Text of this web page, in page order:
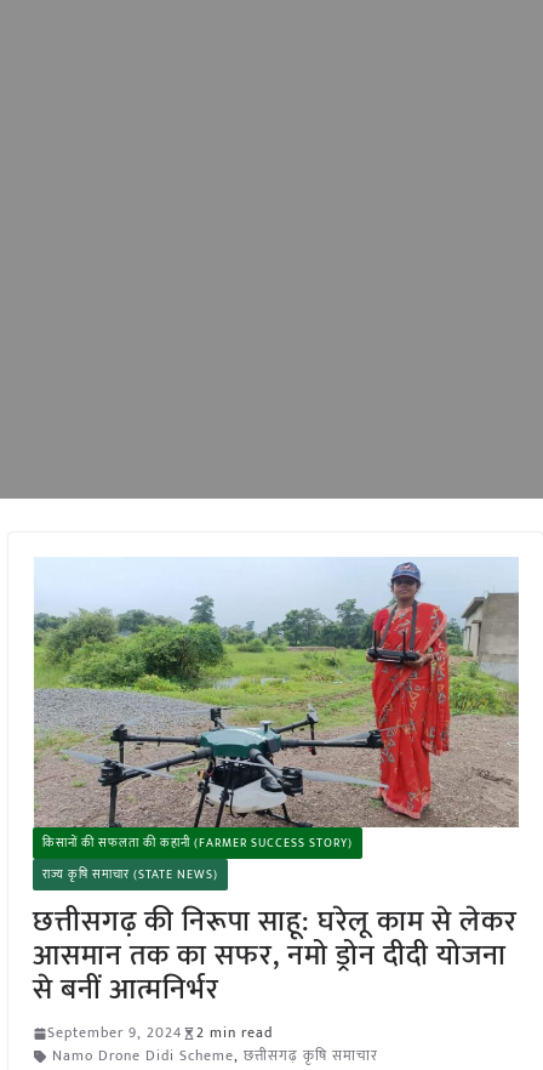
किसानों की सफलता की कहानी (FARMER SUCCESS STORY)
राज्य कृषि समाचार (STATE NEWS)
छत्तीसगढ़ की निरूपा साहू: घरेलू काम से लेकर
आसमान तक का सफर, नमो ड्रोन दीदी योजना
से बनीं आत्मनिर्भर
September 9, 2024
2 min read
Namo Drone Didi Scheme, छत्तीसगढ़ कृषि समाचार